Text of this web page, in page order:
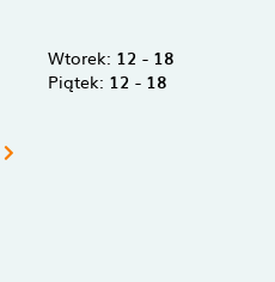
Wtorek: 12 - 18
Piątek: 12 - 18